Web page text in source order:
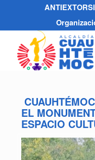
EL
ESPACIO